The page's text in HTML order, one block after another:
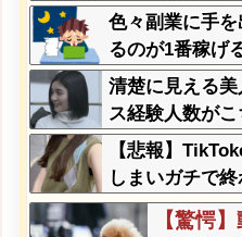
なんだと思う
色々副業に手
るのが1番稼げ
清楚に見える
ス経験人数が
【悲報】
しまいガチで終
【驚愕